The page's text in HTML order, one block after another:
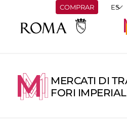
COMPRAR
MERCATI DI
FORI